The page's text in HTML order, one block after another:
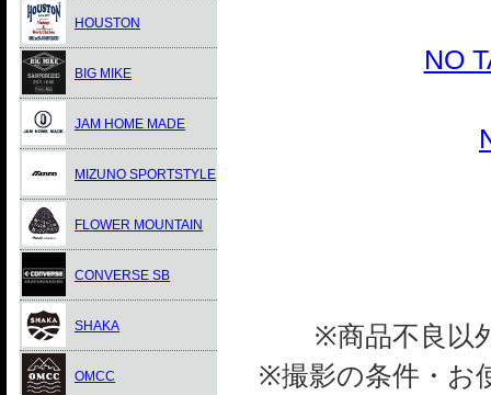
NO
※商品不良以
※撮影の条件・お
HOUSTON
BIG MIKE
JAM HOME MADE
MIZUNO SPORTSTYLE
FLOWER MOUNTAIN
CONVERSE SB
SHAKA
OMCC